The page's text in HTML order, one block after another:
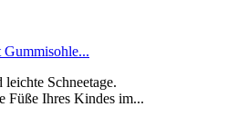
Schneetage.
Füße Ihres Kindes im...